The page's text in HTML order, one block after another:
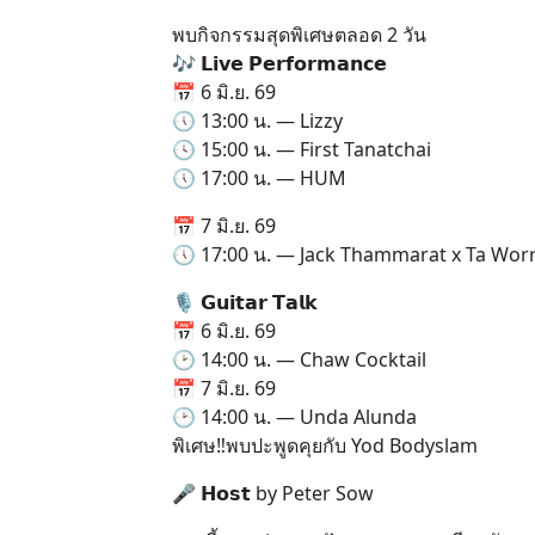
พบกิจกรรมสุดพิเศษตลอด 2 วัน
🎶 𝗟𝗶𝘃𝗲 𝗣𝗲𝗿𝗳𝗼𝗿𝗺𝗮𝗻𝗰𝗲
📅 6 มิ.ย. 69
🕔 13:00 น. — Lizzy
🕓 15:00 น. — First Tanatchai
🕔 17:00 น. — HUM
📅 7 มิ.ย. 69
🕔 17:00 น. — Jack Thammarat x Ta
🎙️ 𝗚𝘂𝗶𝘁𝗮𝗿 𝗧𝗮𝗹𝗸
📅 6 มิ.ย. 69
🕑 14:00 น. — Chaw Cocktail
📅 7 มิ.ย. 69
🕑 14:00 น. — Unda Alunda
พิเศษ‼️พบปะพูดคุยกับ Yod Bodyslam
🎤 𝗛𝗼𝘀𝘁 by Peter Sow